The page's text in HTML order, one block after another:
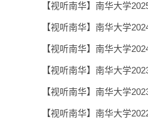
【视听南华】南华大学
【视听南华】南华大学
【视听南华】南华大学
【视听南华】南华大学
【视听南华】南华大学
【视听南华】南华大学